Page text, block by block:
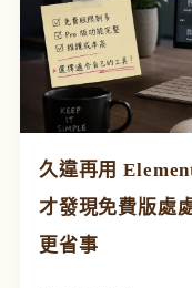
久違再用
才發現免費版處
更省事